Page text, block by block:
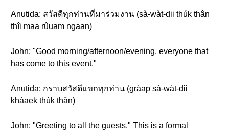
Anutida: สวัสดีทุกท่านที่มาร่วมงาน (sà-wàt-dii thúk thân
thîi maa rûuam ngaan)
John: "Good morning/afternoon/evening, everyone that
has come to this event."
Anutida: กราบสวัสดีแขกทุกท่าน (gràap sà-wàt-dii
khàaek thúk thân)
John: "Greeting to all the guests." This is a formal